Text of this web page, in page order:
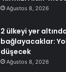
Ağustos 8, 2026
2 ülkeyi yer
bağlayacaklar:
düşecek
Ağustos 8, 2026